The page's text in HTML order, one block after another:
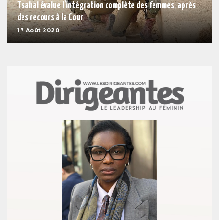
Tsahal évalue l’intégration complète des femmes, après
des recours à la Cour
17 Août 2020